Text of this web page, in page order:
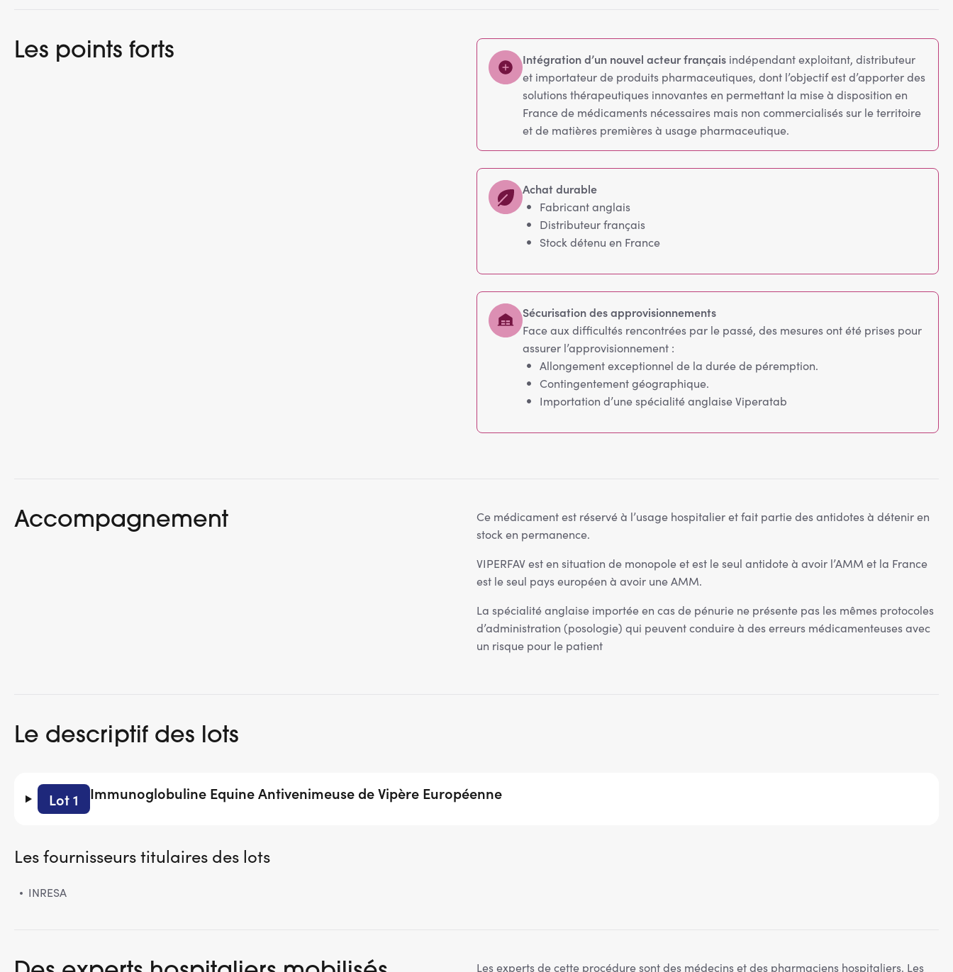
Les points forts Intégration d’un nouvel acteur français indépendant exploitant, distributeur
et importateur de produits pharmaceutiques, dont l’objectif est d’apporter des
solutions thérapeutiques innovantes en permettant la mise à disposition en
France de médicaments nécessaires mais non commercialisés sur le territoire
et de matières premières à usage pharmaceutique.
Achat durable
Fabricant anglais
Distributeur français
Stock détenu en France
Sécurisation des approvisionnements
Face aux difficultés rencontrées par le passé, des mesures ont été prises pour
assurer l’approvisionnement :
Allongement exceptionnel de la durée de péremption.
Contingentement géographique.
Importation d’une spécialité anglaise Viperatab
Accompagnement
Ce médicament est réservé à l’usage hospitalier et fait partie des antidotes à détenir en
stock en permanence.
VIPERFAV est en situation de monopole et est le seul antidote à avoir l’AMM et la France
est le seul pays européen à avoir une AMM.
La spécialité anglaise importée en cas de pénurie ne présente pas les mêmes protocoles
d’administration (posologie) qui peuvent conduire à des erreurs médicamenteuses avec
un risque pour le patient
Le descriptif des lots
Lot 1 Immunoglobuline Equine Antivenimeuse de Vipère Européenne
Les fournisseurs titulaires des lots
INRESA
Les experts de cette procédure sont des médecins et des pharmaciens hospitaliers. Les